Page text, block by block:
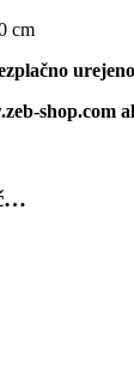
cm
shop.com